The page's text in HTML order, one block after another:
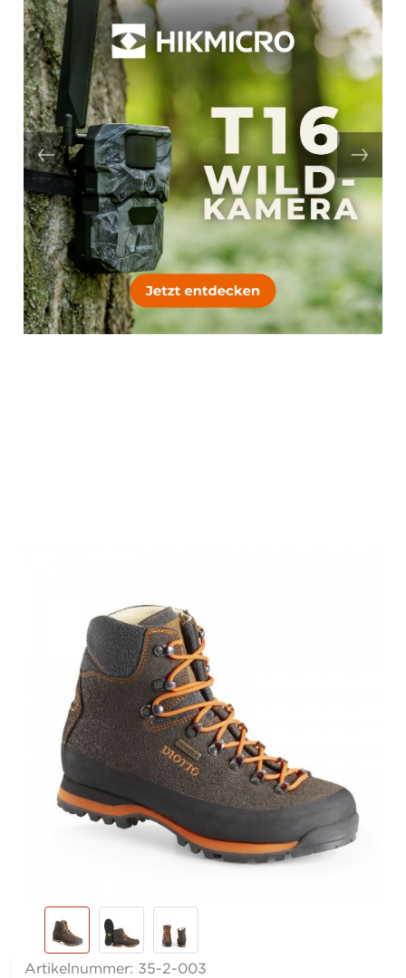
Artikelnummer: 35-2-003